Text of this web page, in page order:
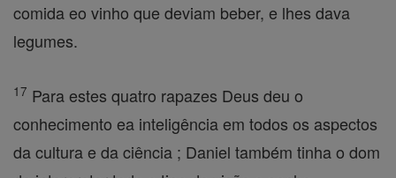
comida eo vinho que deviam beber, e lhes dava
legumes.
17 Para estes quatro rapazes Deus deu o
conhecimento ea inteligência em todos os aspectos
da cultura e da ciência ; Daniel também tinha o dom